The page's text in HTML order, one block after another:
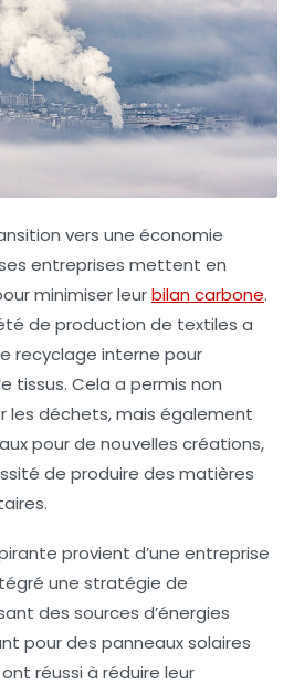
vers une économie
entreprises mettent en
minimiser leurbilan carbone.
de production de textiles a
recyclage interne pour
tissus. Cela a permis non
les déchets, mais également
pour de nouvelles créations,
de produire des matières
provient d’une entreprise
une stratégie de
des sources d’énergies
pour des panneaux solaires
réussi à réduire leur